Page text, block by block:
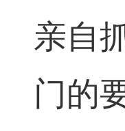
亲自
门的